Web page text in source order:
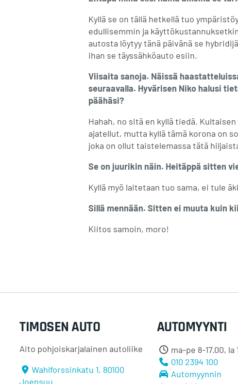
Kyllä se on tällä hetkellä tuo
edullisemmin ja
autosta löytyy tänä päivänä se
ihan se täyssähköauto esiin.
Viisaita sanoja. Näissä
seuraavalla. Hyvärisen Niko halusi
päähäsi?
Hahah, no sitä en kyllä tiedä.
ajatellut, mutta kyllä tämä korona on
joka on ollut taistelemassa tätä
Se on juurikin näin. Heitäppä sitten
Kyllä myö laitetaan tuo sama, ei tule
Sillä mennään. Sitten ei muuta kuin
Kiitos samoin, moro!
TIMOSEN AUTO
Aito pohjoiskarjalainen autoliike
Wahlforssinkatu 1, 80100
Joensuu
AUTOMYYNTI
ma-pe 8-17.00, la
010 2394 100
Automyynnin